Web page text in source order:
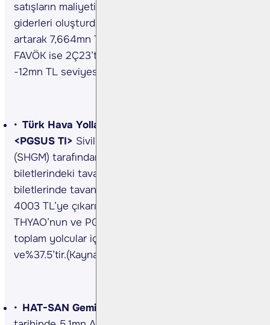
satışların maliyetindeki artışlar ve ertelenmiş vergi
giderleri oluşturdu. Net satışlar 2Ç24’te yıllık %13
artarak 7,664mn TL’ye yükseldi. Aynı dönemde
FAVÖK ise 2Ç23’teki 394mn TL seviyesinden
-12mn TL seviyesine geriledi. (Kaynak: KAP)
Türk Hava Yolları <THYAO TI>, Pegasus
<PGSUS TI> Sivil Havacılık Genel Müdürlüğü
(SHGM) tarafından 1 Ağustos itibarıyla iç hat uçak
biletlerindeki tavan ücretine zam yaptı. İç hat
biletlerinde tavan ücret 3253 TL'den %23.1 artışla
4003 TL’ye çıkarıldı. Hatırlatmak isteriz ki
THYAO’nun ve PGSUS’un yurtiçi yolcu sayısı
toplam yolcular içindeki payı sırasıyla %35.5
ve%37.5’tir.(Kaynak: Dünya Gazetesi)
HAT-SAN Gemi <HATSN TI>